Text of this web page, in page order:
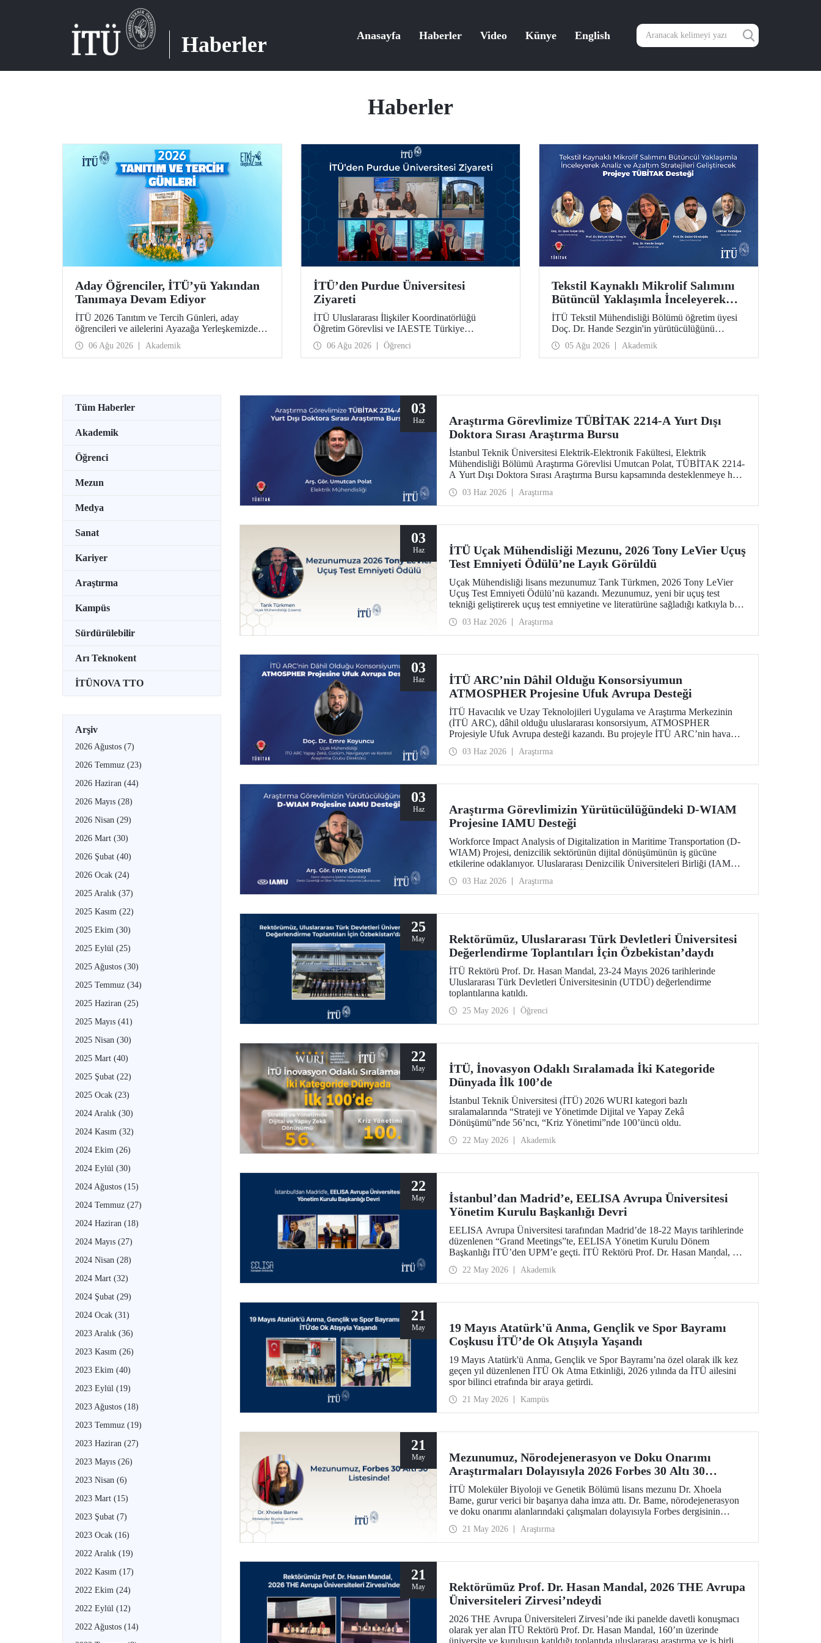
Haberler Anasayfa Haberler Video Künye English
Haberler
Aday Öğrenciler, İTÜ’yü Yakından
Tanımaya Devam Ediyor
İTÜ 2026 Tanıtım ve Tercih Günleri, aday
öğrencileri ve ailelerini Ayazağa Yerleşkemizde
ağırlamaya devam ediyor. Tanıtım ve Tercih
Günleri 7 Ağustos’ta tamamlanacak, ilgili fakülte
ve birimler adaylara bilgi vermeye devam edecek.
06 Ağu 2026 Akademik
İTÜ’den Purdue Üniversitesi
Ziyareti
İTÜ Uluslararası İlişkiler Koordinatörlüğü
Öğretim Görevlisi ve IAESTE Türkiye
Sorumlusu Cahit Okan, akademik ilişkileri ve iş
birliğini geliştirmek amacıyla 20-27 Temmuz
tarihlerinde ABD’de dünyanın önde gelen
06 Ağu 2026 Öğrenci
Tekstil Kaynaklı Mikrolif Salımını
Bütüncül Yaklaşımla İnceleyerek
Analiz ve Azaltım Stratejileri
Geliştirecek Projeye TÜBİTAK
Desteği
İTÜ Tekstil Mühendisliği Bölümü öğretim üyesi
Doç. Dr. Hande Sezgin'in yürütücülüğünü
üstlendiği “Sürdürülebilir Pamuk ve Polyester
Esaslı Tekstil Ürünlerinde Kullanım Koşullarına
Bağlı Mikrolif Salımı: Aşınma, UV Maruziyeti ve
proje, TÜBİTAK 2515 – COST Aksiyon Üyeleri
desteklenmeye hak kazandı.
05 Ağu 2026 Akademik
Tüm Haberler
Akademik
Öğrenci
Mezun
Medya
Sanat
Kariyer
Araştırma
Kampüs
Sürdürülebilir
Arı Teknokent
İTÜNOVA TTO
Arşiv
2026 Ağustos (7)
2026 Temmuz (23)
2026 Haziran (44)
2026 Mayıs (28)
2026 Nisan (29)
2026 Mart (30)
2026 Şubat (40)
2026 Ocak (24)
2025 Aralık (37)
2025 Kasım (22)
2025 Ekim (30)
2025 Eylül (25)
2025 Ağustos (30)
2025 Temmuz (34)
2025 Haziran (25)
2025 Mayıs (41)
2025 Nisan (30)
2025 Mart (40)
2025 Şubat (22)
2025 Ocak (23)
2024 Aralık (30)
2024 Kasım (32)
2024 Ekim (26)
2024 Eylül (30)
2024 Ağustos (15)
2024 Temmuz (27)
2024 Haziran (18)
2024 Mayıs (27)
2024 Nisan (28)
2024 Mart (32)
2024 Şubat (29)
2024 Ocak (31)
2023 Aralık (36)
2023 Kasım (26)
2023 Ekim (40)
2023 Eylül (19)
2023 Ağustos (18)
2023 Temmuz (19)
2023 Haziran (27)
2023 Mayıs (26)
2023 Nisan (6)
2023 Mart (15)
2023 Şubat (7)
2023 Ocak (16)
2022 Aralık (19)
2022 Kasım (17)
2022 Ekim (24)
2022 Eylül (12)
2022 Ağustos (14)
03
Haz
Araştırma Görevlimize TÜBİTAK 2214-A Yurt Dışı
Doktora Sırası Araştırma Bursu
İstanbul Teknik Üniversitesi Elektrik-Elektronik Fakültesi, Elektrik
Mühendisliği Bölümü Araştırma Görevlisi Umutcan Polat, TÜBİTAK 2214-
A Yurt Dışı Doktora Sırası Araştırma Bursu kapsamında desteklenmeye hak
03 Haz 2026 Araştırma
03
Haz
İTÜ Uçak Mühendisliği Mezunu, 2026 Tony LeVier Uçuş
Test Emniyeti Ödülü’ne Layık Görüldü
Uçak Mühendisliği lisans mezunumuz Tarık Türkmen, 2026 Tony LeVier
Uçuş Test Emniyeti Ödülü’nü kazandı. Mezunumuz, yeni bir uçuş test
tekniği geliştirerek uçuş test emniyetine ve literatürüne sağladığı katkıyla bu
03 Haz 2026 Araştırma
03
Haz
İTÜ ARC’nin Dâhil Olduğu Konsorsiyumun
ATMOSPHER Projesine Ufuk Avrupa Desteği
İTÜ Havacılık ve Uzay Teknolojileri Uygulama ve Araştırma Merkezinin
(İTÜ ARC), dâhil olduğu uluslararası konsorsiyum, ATMOSPHER
Projesiyle Ufuk Avrupa desteği kazandı. Bu projeyle İTÜ ARC’nin hava
ölçeğinde hava trafik yönetimi (ATM) alanlarındaki dev isimler arasında yer
alacak.
03 Haz 2026 Araştırma
03
Haz
Araştırma Görevlimizin Yürütücülüğündeki D-WIAM
Projesine IAMU Desteği
Workforce Impact Analysis of Digitalization in Maritime Transportation (D-
WIAM) Projesi, denizcilik sektörünün dijital dönüşümünün iş gücüne
etkilerine odaklanıyor. Uluslararası Denizcilik Üniversiteleri Birliği (IAMU)
Bölümü Araştırma Görevlisi ve Deniz Güvenliği ve Siber Tehditler
Araştırma Laboratuvarı araştırmacısı Emre Düzenli yürütecek.
03 Haz 2026 Araştırma
25
May
Rektörümüz, Uluslararası Türk Devletleri Üniversitesi
Değerlendirme Toplantıları İçin Özbekistan’daydı
İTÜ Rektörü Prof. Dr. Hasan Mandal, 23-24 Mayıs 2026 tarihlerinde
Uluslararası Türk Devletleri Üniversitesinin (UTDÜ) değerlendirme
toplantılarına katıldı.
25 May 2026 Öğrenci
22
May
İTÜ, İnovasyon Odaklı Sıralamada İki Kategoride
Dünyada İlk 100’de
İstanbul Teknik Üniversitesi (İTÜ) 2026 WURI kategori bazlı
sıralamalarında “Strateji ve Yönetimde Dijital ve Yapay Zekâ
Dönüşümü”nde 56’ncı, “Kriz Yönetimi”nde 100’üncü oldu.
22 May 2026 Akademik
22
May
İstanbul’dan Madrid’e, EELISA Avrupa Üniversitesi
Yönetim Kurulu Başkanlığı Devri
EELISA Avrupa Üniversitesi tarafından Madrid’de 18-22 Mayıs tarihlerinde
düzenlenen “Grand Meetings”te, EELISA Yönetim Kurulu Dönem
Başkanlığı İTÜ’den UPM’e geçti. İTÜ Rektörü Prof. Dr. Hasan Mandal, 6
García Suárez’e düzenlenen bir törenle devretti.
22 May 2026 Akademik
21
May
19 Mayıs Atatürk'ü Anma, Gençlik ve Spor Bayramı
Coşkusu İTÜ’de Ok Atışıyla Yaşandı
19 Mayıs Atatürk'ü Anma, Gençlik ve Spor Bayramı’na özel olarak ilk kez
geçen yıl düzenlenen İTÜ Ok Atma Etkinliği, 2026 yılında da İTÜ ailesini
spor bilinci etrafında bir araya getirdi.
21 May 2026 Kampüs
21
May
Mezunumuz, Nörodejenerasyon ve Doku Onarımı
Araştırmaları Dolayısıyla 2026 Forbes 30 Altı 30
Listesinde!
İTÜ Moleküler Biyoloji ve Genetik Bölümü lisans mezunu Dr. Xhoela
Bame, gurur verici bir başarıya daha imza attı. Dr. Bame, nörodejenerasyon
ve doku onarımı alanlarındaki çalışmaları dolayısıyla Forbes dergisinin
listesine seçildi.
21 May 2026 Araştırma
21
May
Rektörümüz Prof. Dr. Hasan Mandal, 2026 THE Avrupa
Üniversiteleri Zirvesi’ndeydi
2026 THE Avrupa Üniversiteleri Zirvesi’nde iki panelde davetli konuşmacı
olarak yer alan İTÜ Rektörü Prof. Dr. Hasan Mandal, 160’ın üzerinde
üniversite ve kuruluşun katıldığı toplantıda uluslararası araştırma ve iş birliği